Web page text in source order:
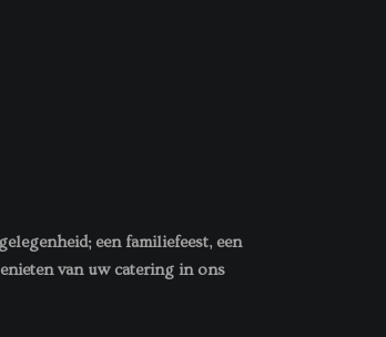
een familiefeest, een
van uw catering in ons